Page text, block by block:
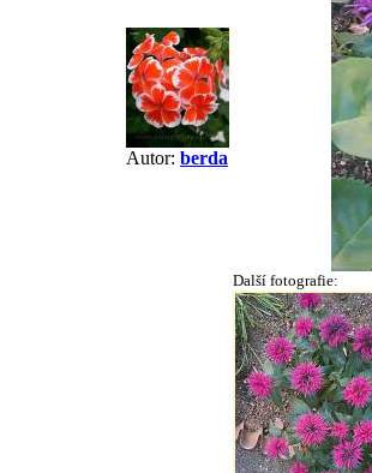
Autor: berda
Další fotografie: